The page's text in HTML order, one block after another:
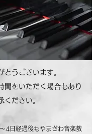
とうございます。
間をいただく場合もあり
ください。
4日経過後もやまざわ音楽教